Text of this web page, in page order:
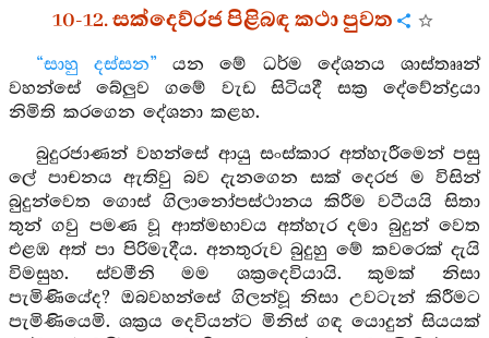
10-12. සක්දෙව්රජ පිළිබඳ කථා පුවත
“සාහු දස්සන” යන මේ ධර්ම දේශනය ශාස්තෲන්
වහන්සේ බේලුව ගමේ වැඩ සිටියදී සක්‍ර දේවේන්ද්‍රයා
නිමිති කරගෙන දේශනා කළහ.
බුදුරජාණන් වහන්සේ ආයු සංස්කාර අත්හැරීමෙන් පසු
ලේ පාචනය ඇතිවු බව දැනගෙන සක් දෙරජ ම විසින්
බුදුන්වෙත ගොස් ගිලානෝපස්ථානය කිරීම වටීයයි සිතා
තුන් ගවු පමණ වූ ආත්මභාවය අත්හැර දමා බුදුන් වෙත
එළඹ අත් පා පිරිමැදීය. අනතුරුව බුදුහු මේ කවරෙක් දැයි
විමසුහ. ස්වමීනි මම ශක්‍රදෙවියායි. කුමක් නිසා
පැමිණියේද? ඔබවහන්සේ ගිලන්වූ නිසා උවටැන් කිරීමට
පැමිණියෙමි. ශක්‍රය දෙවියන්ට මිනිස් ගඳ යොදුන් සියයක්